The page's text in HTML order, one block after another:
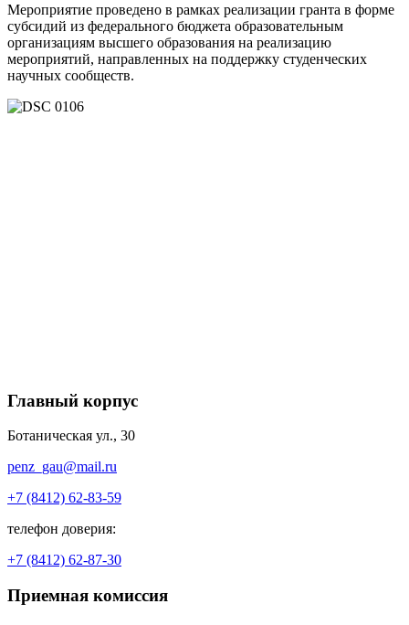
Мероприятие проведено в рамках реализации гранта в форме
субсидий из федерального бюджета образовательным
организациям высшего образования на реализацию
мероприятий, направленных на поддержку студенческих
научных сообществ.
Главный корпус
Ботаническая ул., 30
penz_gau@mail.ru
+7 (8412) 62-83-59
телефон доверия:
+7 (8412) 62-87-30
Приемная комиссия